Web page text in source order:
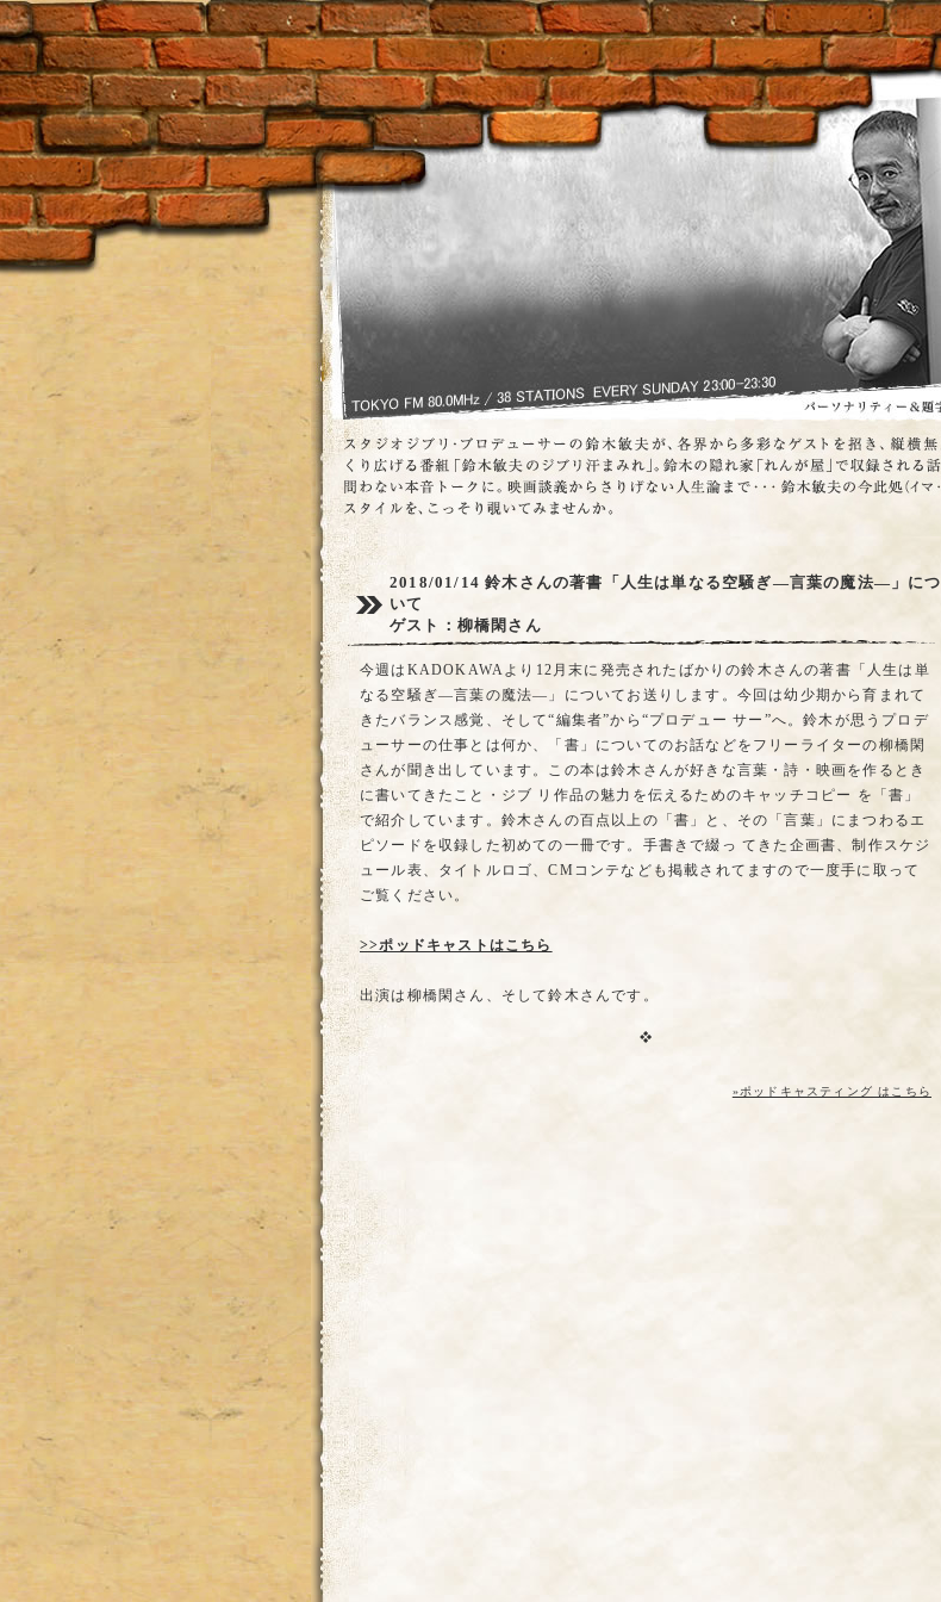
2018/01/14鈴木さんの著書「人生は単なる空騒ぎ―言葉の魔法―」につ
いて
ゲスト：柳橋閑さん
今週はKADOKAWAより12月末に発売されたばかりの鈴木さんの著書「人生は単
なる空騒ぎ―言葉の魔法―」についてお送りします。今回は幼少期から育まれて
きたバランス感覚、そして“編集者”から“プロデュー サー”へ。鈴木が思うプロデ
ューサーの仕事とは何か、「書」についてのお話などをフリーライターの柳橋閑
さんが聞き出しています。この本は鈴木さんが好きな言葉・詩・映画を作るとき
に書いてきたこと・ジブ リ作品の魅力を伝えるためのキャッチコピー を「書」
で紹介しています。鈴木さんの百点以上の「書」と、その「言葉」にまつわるエ
ピソードを収録した初めての一冊です。手書きで綴っ てきた企画書、制作スケジ
ュール表、タイトルロゴ、CMコンテなども掲載されてますので一度手に取って
ご覧ください。
>>ポッドキャストはこちら
出演は柳橋閑さん、そして鈴木さんです。
»ポッドキャスティング はこちら